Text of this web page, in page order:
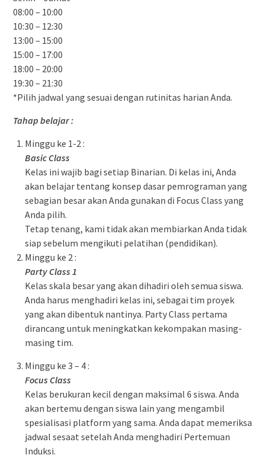
08:00 – 10:00
10:30 – 12:30
13:00 – 15:00
15:00 – 17:00
18:00 – 20:00
19:30 – 21:30
*Pilih jadwal yang sesuai dengan rutinitas harian Anda.
Tahap belajar :
Minggu ke 1-2 :
Basic Class
Kelas ini wajib bagi setiap Binarian. Di kelas ini, Anda
akan belajar tentang konsep dasar pemrograman yang
sebagian besar akan Anda gunakan di Focus Class yang
Anda pilih.
Tetap tenang, kami tidak akan membiarkan Anda tidak
siap sebelum mengikuti pelatihan (pendidikan).
Minggu ke 2 :
Party Class 1
Kelas skala besar yang akan dihadiri oleh semua siswa.
Anda harus menghadiri kelas ini, sebagai tim proyek
yang akan dibentuk nantinya. Party Class pertama
dirancang untuk meningkatkan kekompakan masing-
masing tim.
Minggu ke 3 – 4 :
Focus Class
Kelas berukuran kecil dengan maksimal 6 siswa. Anda
akan bertemu dengan siswa lain yang mengambil
spesialisasi platform yang sama. Anda dapat memeriksa
jadwal sesaat setelah Anda menghadiri Pertemuan
Induksi.